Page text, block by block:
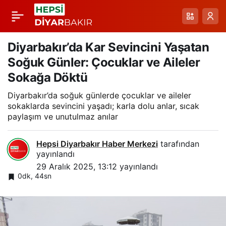
Diyarbakır’da Kar Sevincini Yaşatan
Soğuk Günler: Çocuklar ve Aileler
Sokağa Döktü
Diyarbakır’da soğuk günlerde çocuklar ve aileler
sokaklarda sevincini yaşadı; karla dolu anlar, sıcak
paylaşım ve unutulmaz anılar
Hepsi Diyarbakır Haber Merkezi tarafından
yayınlandı
29 Aralık 2025, 13:12 yayınlandı
0dk, 44sn
Kulp’ta Yoğun Kar
Yağışı ve Gizli
Buzlanma: Ulaşım ve
Eğitimde Etkiler
Paylaş